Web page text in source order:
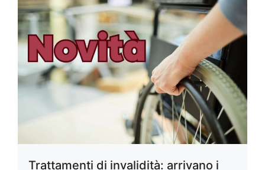
Trattamenti di invalidità: arrivano i